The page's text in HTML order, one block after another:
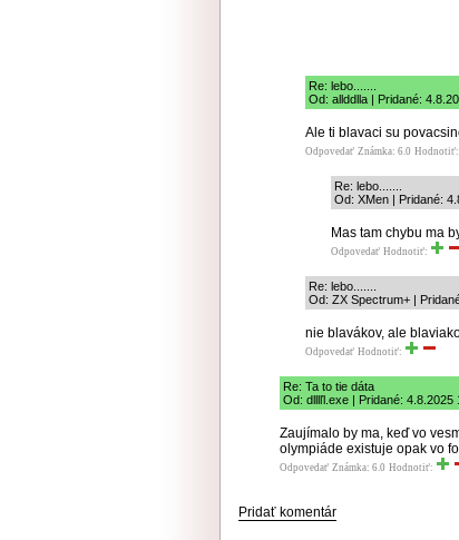
Re: lebo.......
Od: allddlla | Pridané:
Ale ti blavaci su
Odpovedať Známka: 6.0 Hodnotiť:
Re: lebo.......
Od: XMen | Pridané:
Mas tam chybu ma
Odpovedať Hodnotiť:
Re: lebo.......
Od: ZX Spectrum+ |
nie blavákov, ale
Odpovedať Hodnotiť:
Re: Ta to tie dáta
Od: dlllľl.exe | Pridané: 4.8.2025
Zaujímalo by ma, keď vo
olympiáde existuje opak vo
Odpovedať Známka: 6.0 Hodnotiť:
Pridať komentár